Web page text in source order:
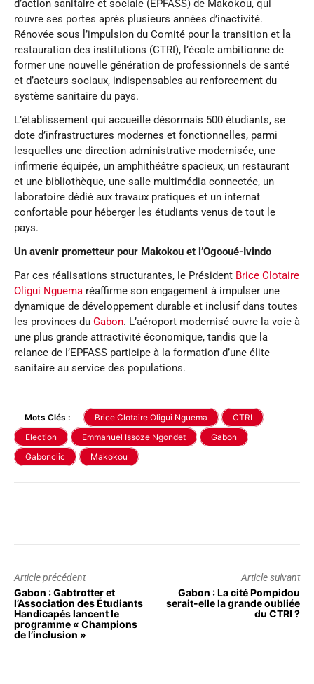
d’action sanitaire et sociale (EPFASS) de Makokou, qui
rouvre ses portes après plusieurs années d’inactivité.
Rénovée sous l’impulsion du Comité pour la transition et la
restauration des institutions (CTRI), l’école ambitionne de
former une nouvelle génération de professionnels de santé
et d’acteurs sociaux, indispensables au renforcement du
système sanitaire du pays.
L’établissement qui accueille désormais 500 étudiants, se
dote d’infrastructures modernes et fonctionnelles, parmi
lesquelles une direction administrative modernisée, une
infirmerie équipée, un amphithéâtre spacieux, un restaurant
et une bibliothèque, une salle multimédia connectée, un
laboratoire dédié aux travaux pratiques et un internat
confortable pour héberger les étudiants venus de tout le
pays.
Un avenir prometteur pour Makokou et l’Ogooué-Ivindo
Par ces réalisations structurantes, le Président Brice Clotaire
Oligui Nguema réaffirme son engagement à impulser une
dynamique de développement durable et inclusif dans toutes
les provinces du Gabon. L’aéroport modernisé ouvre la voie à
une plus grande attractivité économique, tandis que la
relance de l’EPFASS participe à la formation d’une élite
sanitaire au service des populations.
Mots Clés : Brice Clotaire Oligui Nguema
CTRI
Election
Emmanuel Issoze Ngondet
Gabon
Gabonclic
Makokou
Article précédent
Gabon : Gabtrotter et
l’Association des Étudiants
Handicapés lancent le
programme « Champions
de l’inclusion »
Article suivant
Gabon : La cité Pompidou
serait-elle la grande oubliée
du CTRI ?